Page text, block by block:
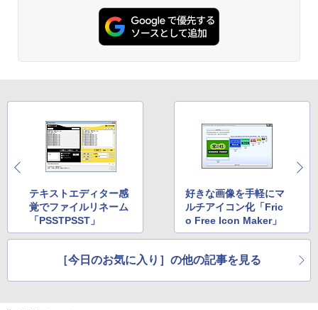
テキストエディター感
覚でファイルリネーム
「PSSTPSST」
好きな画像を手軽にマ
ルチアイコン化「Fric
o Free Icon Maker」
［今日のお気に入り］の他の記事を見る